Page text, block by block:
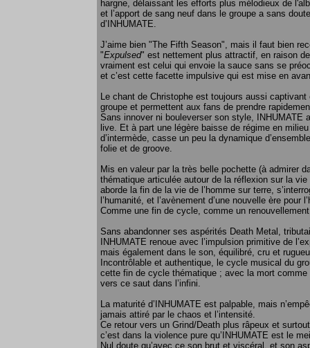
hargne, délaissant les efforts plus mélodieux de
et l’apport de sang neuf dans le groupe a sans
d’INHUMATE.
J’aime bien "The Fifth Season", mais il faut bien
"Expulsed" est nettement plus attractif, en raison
vraiment est celui qui envoie la sauce sans se
et c’est cette facette impulsive qui est mise en
Le chant de Christophe est toujours aussi
groupe et permettent aux fans de prendre
Sans innover ni bouleverser son style, INHUMATE
live. Et à part une légère baisse de régime en
d’intermède, casse un peu la dynamique
folie et de groove.
Mis en valeur par la très belle pochette (à admirer
thématique articulée autour de la réflexion sur la
aborde la fin de la vie de l’homme sur terre,
l’humanité, et l’avènement d’une nouvelle ère pour
Comme une fin de cycle, comme un
Sans abandonner ses aspérités Death Metal,
INHUMATE renoue avec l’impulsion primitive de
mais également dans le son, équilibré, cru et
Incontrôlable et authentique, le cycle musical du
cette fin de cycle thématique ; avec la mort
vers ce saut dans l’infini.
La maturité d’INHUMATE est palpable, mais
jamais attiré par le chaos et l’intensité.
Ce retour vers un Grind/Death plus râpeux et
c’est dans la violence pure qu’INHUMATE est le
Nul doute qu’avec ce son brut et viscéral, et son